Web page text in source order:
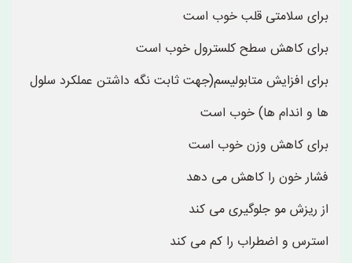
برای سلامتی قلب خوب است
برای کاهش سطح کلسترول خوب است
برای افزایش متابولیسم(جهت ثابت نگه داشتن عملکرد سلول
ها و اندام ها) خوب است
برای کاهش وزن خوب است
فشار خون را کاهش می دهد
از ریزش مو جلوگیری می کند
استرس و اضطراب را کم می کند